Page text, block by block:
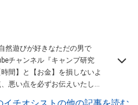
然遊びが好きなただの男で
チャンネル『キャンプ研究
間】と【お金】を損しないよ
悪い点を必ずお伝えいたしま